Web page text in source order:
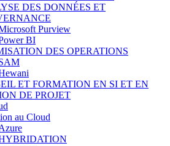
DES DONNÉES ET
Purview
BI
DES OPERATIONS
ET FORMATION EN SI ET EN
DE PROJET
au Cloud